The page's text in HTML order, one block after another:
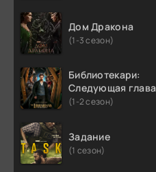
Дом Дракона
(1-3 сезон)
Библиотекари:
Следующая глава
(1-2 сезон)
Задание
(1 сезон)